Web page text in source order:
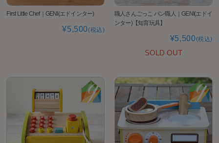
First Little Chef｜GENI(エドインター)
¥5,500(税込)
職人さんごっこ パン職人｜GENI(エドイ
ンター)【知育玩具】
¥5,500(税込)
SOLD OUT